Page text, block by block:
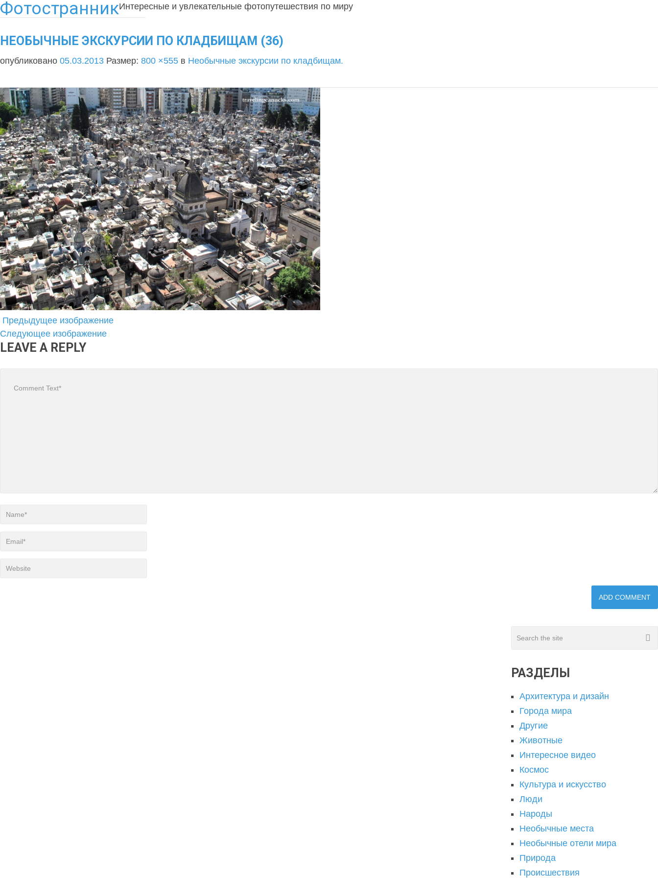
ФотостранникИнтересные и увлекательные фотопутешествия по миру
НЕОБЫЧНЫЕ ЭКСКУРСИИ ПО КЛАДБИЩАМ (36)
опубликовано 05.03.2013 Размер: 800 ×555 в Необычные экскурсии по кладбищам.
Предыдущее изображение
Следующее изображение
LEAVE A REPLY
РАЗДЕЛЫ
Архитектура и дизайн
Города мира
Другие
Животные
Интересное видео
Космос
Культура и искусство
Люди
Народы
Необычные места
Необычные отели мира
Природа
Происшествия